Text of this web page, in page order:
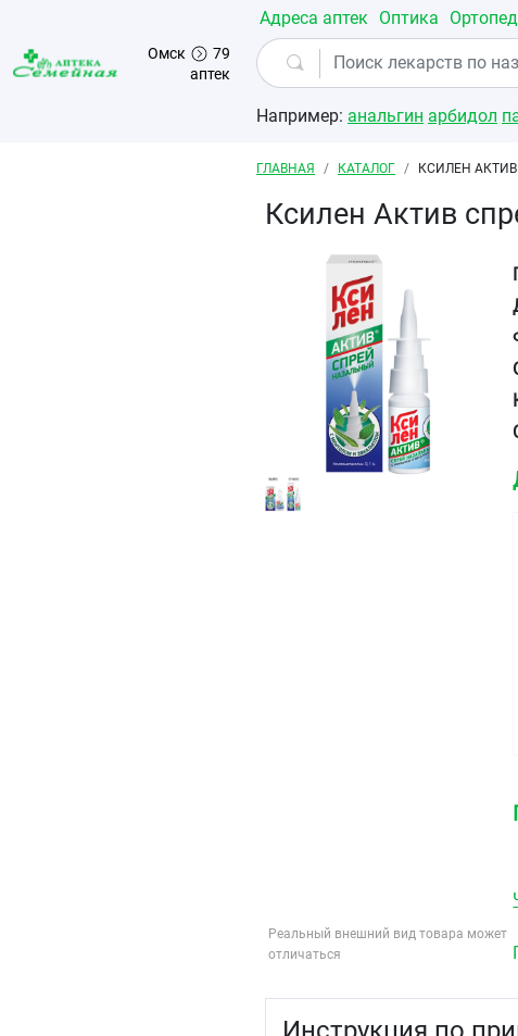
Перейти к основному содержанию
Омск
79
аптек
Адреса аптек Оптика
Например: анальгин арбидол
Строка навигации
ГЛАВНАЯ КАТАЛОГ КСИЛЕН
Ксилен Актив
Реальный внешний вид товара может
отличаться